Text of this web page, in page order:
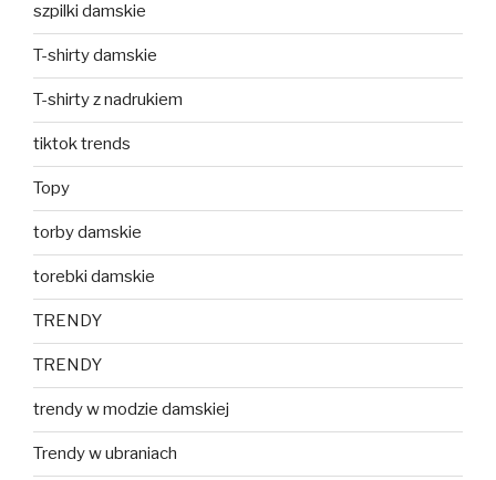
szpilki damskie
T-shirty damskie
T-shirty z nadrukiem
tiktok trends
Topy
torby damskie
torebki damskie
TRENDY
TRENDY
trendy w modzie damskiej
Trendy w ubraniach